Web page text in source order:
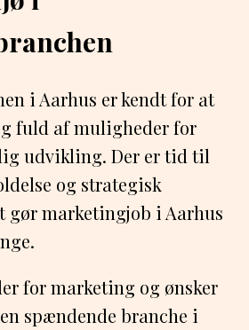
i Aarhus er kendt for at
fuld af muligheder for
udvikling. Der er tid til
og strategisk
marketingjob i Aarhus
for marketing og ønsker
spændende branche i